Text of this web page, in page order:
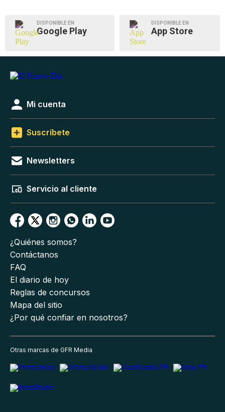
DISPONIBLE EN
Google Play
DISPONIBLE EN
App Store
Mi cuenta
Suscríbete
Newsletters
Servicio al cliente
¿Quiénes somos?
Contáctanos
FAQ
El diario de hoy
Reglas de concursos
Mapa del sitio
¿Por qué confiar en nosotros?
Otras marcas de GFR Media